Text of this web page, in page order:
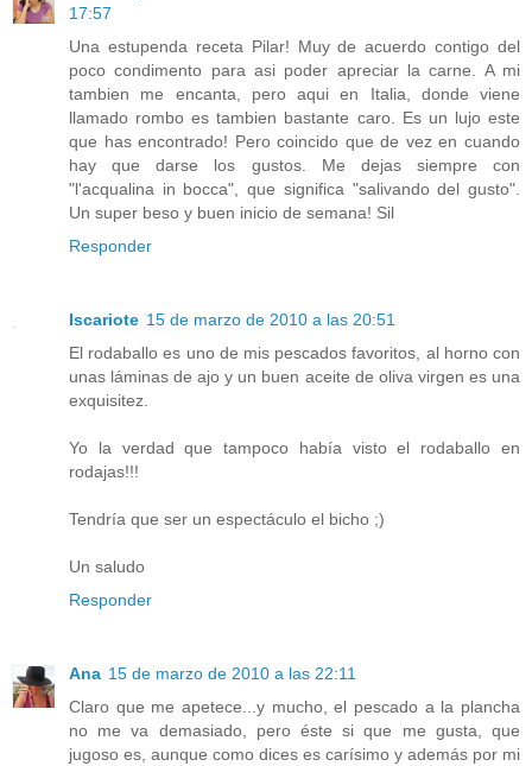
17:57
Una estupenda receta Pilar! Muy de acuerdo contigo del
poco condimento para asi poder apreciar la carne. A mi
tambien me encanta, pero aqui en Italia, donde viene
llamado rombo es tambien bastante caro. Es un lujo este
que has encontrado! Pero coincido que de vez en cuando
hay que darse los gustos. Me dejas siempre con
"l'acqualina in bocca", que significa "salivando del gusto".
Un super beso y buen inicio de semana! Sil
Responder
Iscariote 15 de marzo de 2010 a las 20:51
El rodaballo es uno de mis pescados favoritos, al horno con
unas láminas de ajo y un buen aceite de oliva virgen es una
exquisitez.
Yo la verdad que tampoco había visto el rodaballo en
rodajas!!!
Tendría que ser un espectáculo el bicho ;)
Un saludo
Responder
Ana 15 de marzo de 2010 a las 22:11
Claro que me apetece...y mucho, el pescado a la plancha
no me va demasiado, pero éste si que me gusta, que
jugoso es, aunque como dices es carísimo y además por mi